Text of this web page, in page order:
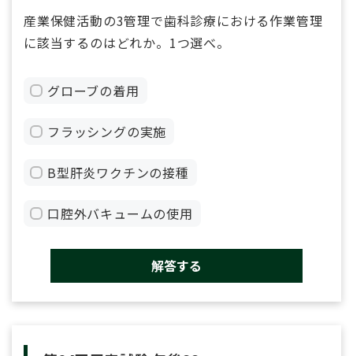
産業保健活動の3管理で歯科診療における作業管理
に該当するのはどれか。1つ選べ。
グローブの着用
フラッシングの実施
B型肝炎ワクチンの接種
口腔外バキュームの使用
解答する